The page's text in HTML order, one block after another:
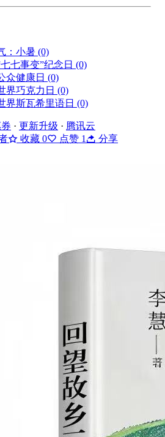
：小暑 (0)
七事变”纪念日 (0)
众健康日 (0)
界巧克力日 (0)
界斯瓦希里语日 (0)
· 更新升级 · 腾讯云
收藏 0 点赞 1 分享